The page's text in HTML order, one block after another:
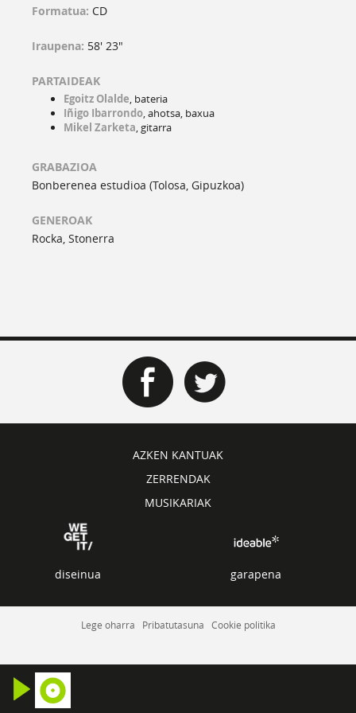
Formatua: CD
Iraupena: 58' 23"
PARTAIDEAK
Egoitz Olalde, bateria
Iñigo Ibarrondo, ahotsa, baxua
Mikel Zarketa, gitarra
GRABAZIOA
Bonberenea estudioa (Tolosa, Gipuzkoa)
GENEROAK
Rocka, Stonerra
AZKEN KANTUAK
ZERRENDAK
MUSIKARIAK
diseinua garapena
Lege oharra Pribatutasuna Cookie politika